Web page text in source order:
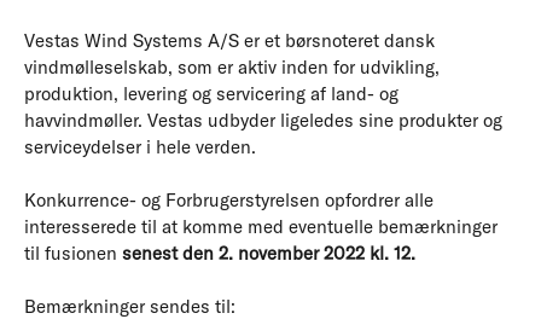
Vestas Wind Systems A/S er et børsnoteret dansk
vindmølleselskab, som er aktiv inden for udvikling,
produktion, levering og servicering af land- og
havvindmøller. Vestas udbyder ligeledes sine produkter og
serviceydelser i hele verden.
Konkurrence- og Forbrugerstyrelsen opfordrer alle
interesserede til at komme med eventuelle bemærkninger
til fusionen senest den 2. november 2022 kl. 12.
Bemærkninger sendes til: